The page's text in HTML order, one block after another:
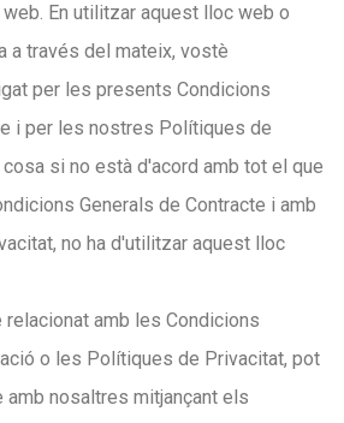
En utilitzar aquest lloc web o
a través del mateix, vostè
per les presents Condicions
i per les nostres Polítiques de
si no està d'acord amb tot el que
Generals de Contracte i amb
no ha d'utilitzar aquest lloc
amb les Condicions
o les Polítiques de Privacitat, pot
nosaltres mitjançant els